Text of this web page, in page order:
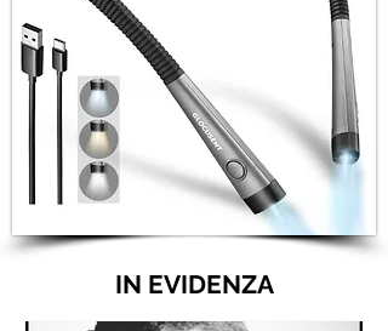
IN EVIDENZA